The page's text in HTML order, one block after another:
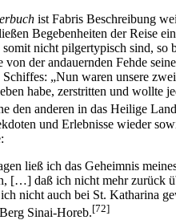
ist Fabris Beschreibung
Begebenheiten der Reise
somit nicht pilgertypisch sind, so
von der andauernden Fehde
Schiffes: „Nun waren unsere
habe, zerstritten und wollte
den anderen in das Heilige
und Erlebnisse wieder
ließ ich das Geheimnis
[…] daß ich nicht mehr zurück
nicht auch bei St. Katharina
Sinai-Horeb.[72]